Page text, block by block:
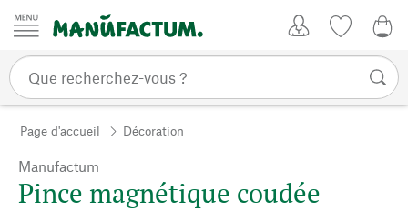
Passer au contenu
Page d'accueil Décoration
Manufactum
Pince magnétique coudée